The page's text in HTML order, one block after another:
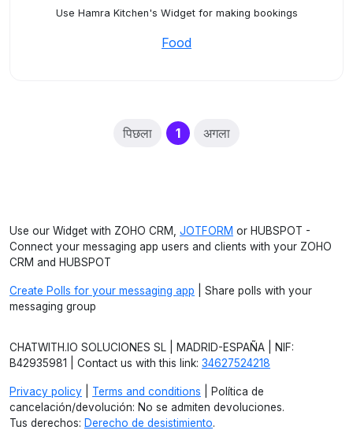
Use Hamra Kitchen's Widget for making bookings
Food
पिछला 1(current)
अगला
Use our Widget with ZOHO CRM, JOTFORM or HUBSPOT -
Connect your messaging app users and clients with your ZOHO
CRM and HUBSPOT
Create Polls for your messaging app | Share polls with your
messaging group
CHATWITH.IO SOLUCIONES SL | MADRID-ESPAÑA | NIF:
B42935981 | Contact us with this link: 34627524218
Privacy policy Terms and conditions | Política de
cancelación/devolución: No se admiten devoluciones.
Tus derechos: Derecho de desistimiento.